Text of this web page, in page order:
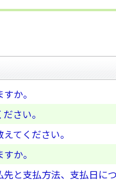
か。
さい。
てください。
か。
と支払方法、支払日に